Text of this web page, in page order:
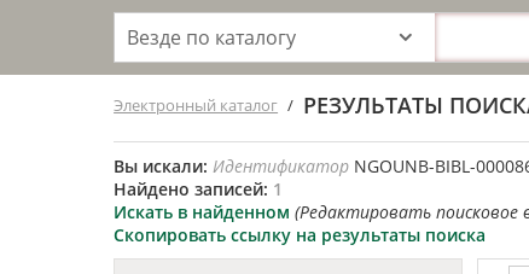
Везде по каталогу
Электронный каталог / РЕЗУЛЬТАТЫ
Вы искали: Идентификатор NGOUNB-BIBL-
Найдено записей: 1
Искать в найденном (Редактировать поисковое
Скопировать ссылку на результаты поиска